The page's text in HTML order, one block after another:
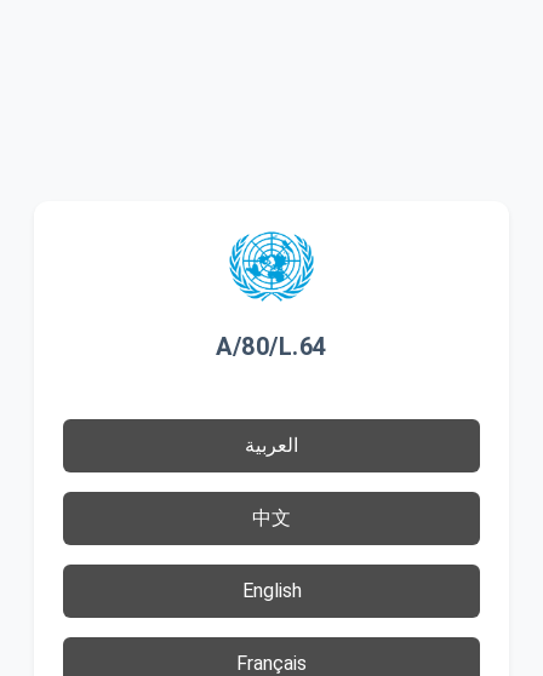
A/80/L.64
العربية
中文
English
Français